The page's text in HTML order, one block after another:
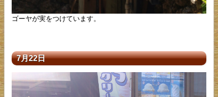
ゴーヤが実をつけています。
7月22日